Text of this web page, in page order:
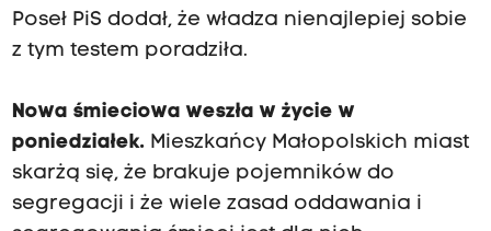
Poseł PiS dodał, że władza nienajlepiej sobie
z tym testem poradziła.
Nowa śmieciowa weszła w życie w
poniedziałek.Mieszkańcy Małopolskich miast
skarżą się, że brakuje pojemników do
segregacji i że wiele zasad oddawania i